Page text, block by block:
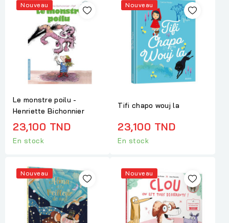
Nouveau
Le monstre poilu -
Henriette Bichonnier
23,100 TND
En stock
Nouveau
Tifi chapo wouj la
23,100 TND
En stock
Nouveau Nouveau